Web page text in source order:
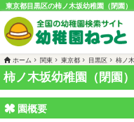
東京都目黒区の柿ノ木坂幼稚園（閉園
ホーム 関東 東京都 目黒区 柿ノ
柿ノ木坂幼稚園（閉園）
園概要